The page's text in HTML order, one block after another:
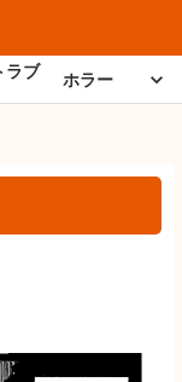
ラブ
ホラー